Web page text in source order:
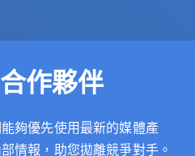
作夥伴
夠優先使用最新的媒體產
情報，助您拋離競爭對手。